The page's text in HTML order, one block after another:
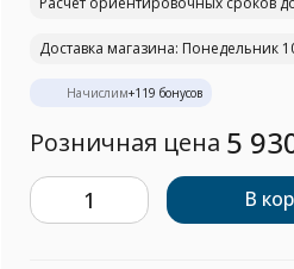
Доставка магазина: Понедельник
Начислим+119 бонусов
Розничная цена 5
В